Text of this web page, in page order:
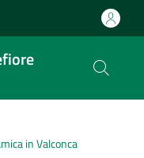
in Valconca